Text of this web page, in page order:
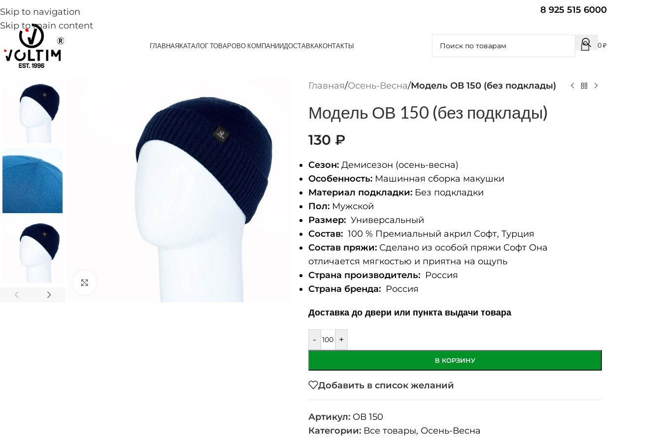
Skip to navigation
Skip to main content
8 925 515 6000
ГЛАВНАЯКАТАЛОГ ТОВАРОВО КОМПАНИИДОСТАВКАКОНТАКТЫ 0₽
Главная/Осень-Весна/Модель ОВ 150 (без подклады)
Модель ОВ 150 (без подклады)
130 ₽
Сезон:Демисезон (осень-весна)
Особенность:Машинная сборка макушки
Материал подкладки:Без подкладки
Пол:Мужской
Размер:Универсальный
Состав:100 % Премиальный акрил Софт, Турция
Состав пряжи:Сделано из особой пряжи Софт Она
отличается мягкостью и приятна на ощупь
Страна производитель:Россия
Страна бренда:Россия
Доставка до двери или пункта выдачи товара
- +
В КОРЗИНУ
Добавить в список желаний
Артикул: ОВ 150
Категории: Все товары, Осень-Весна